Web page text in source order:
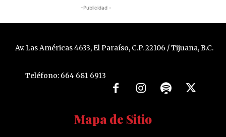
-Publicidad -
Av. Las Américas 4633, El Paraíso, C.P. 22106 / Tijuana, B.C.
Teléfono: 664 681 6913
Mapa de Sitio